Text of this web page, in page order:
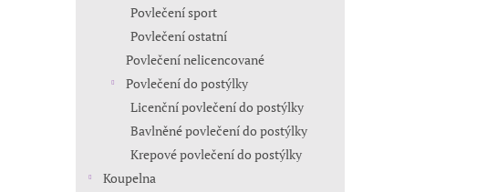
Povlečení sport
Povlečení ostatní
Povlečení nelicencované
Povlečení do postýlky
Licenční povlečení do postýlky
Bavlněné povlečení do postýlky
Krepové povlečení do postýlky
Koupelna